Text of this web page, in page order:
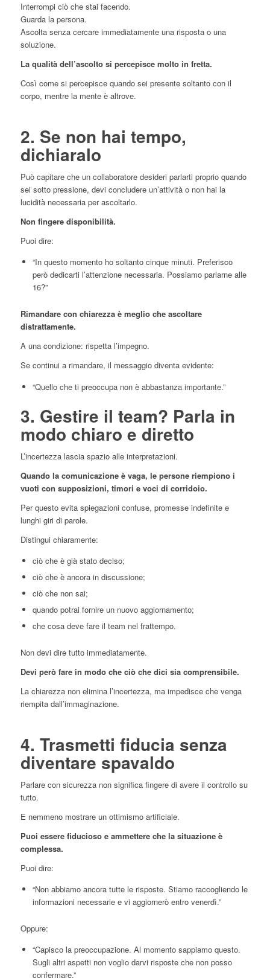
Interrompi ciò che stai facendo.
Guarda la persona.
Ascolta senza cercare immediatamente una risposta o una
soluzione.
La qualità dell’ascolto si percepisce molto in fretta.
Così come si percepisce quando sei presente soltanto con il
corpo, mentre la mente è altrove.
2. Se non hai tempo,
dichiaralo
Può capitare che un collaboratore desideri parlarti proprio quando
sei sotto pressione, devi concludere un’attività o non hai la
lucidità necessaria per ascoltarlo.
Non fingere disponibilità.
Puoi dire:
“In questo momento ho soltanto cinque minuti. Preferisco
però dedicarti l’attenzione necessaria. Possiamo parlarne alle
16?”
Rimandare con chiarezza è meglio che ascoltare
distrattamente.
A una condizione: rispetta l’impegno.
Se continui a rimandare, il messaggio diventa evidente:
“Quello che ti preoccupa non è abbastanza importante.”
3. Gestire il team? Parla in
modo chiaro e diretto
L’incertezza lascia spazio alle interpretazioni.
Quando la comunicazione è vaga, le persone riempiono i
vuoti con supposizioni, timori e voci di corridoio.
Per questo evita spiegazioni confuse, promesse indefinite e
lunghi giri di parole.
Distingui chiaramente:
ciò che è già stato deciso;
ciò che è ancora in discussione;
ciò che non sai;
quando potrai fornire un nuovo aggiornamento;
che cosa deve fare il team nel frattempo.
Non devi dire tutto immediatamente.
Devi però fare in modo che ciò che dici sia comprensibile.
La chiarezza non elimina l’incertezza, ma impedisce che venga
riempita dall’immaginazione.
4. Trasmetti fiducia senza
diventare spavaldo
Parlare con sicurezza non significa fingere di avere il controllo su
tutto.
E nemmeno mostrare un ottimismo artificiale.
Puoi essere fiducioso e ammettere che la situazione è
complessa.
Puoi dire:
“Non abbiamo ancora tutte le risposte. Stiamo raccogliendo le
informazioni necessarie e vi aggiornerò entro venerdì.”
Oppure:
“Capisco la preoccupazione. Al momento sappiamo questo.
Sugli altri aspetti non voglio darvi risposte che non posso
confermare.”